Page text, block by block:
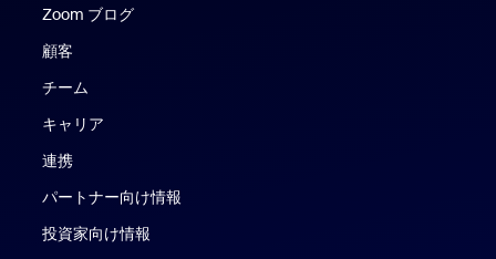
Zoom ブログ
顧客
チーム
キャリア
連携
パートナー向け情報
投資家向け情報